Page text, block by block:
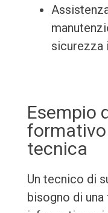
sicurezza
Esempio
tecnica
Un tecnico di
bisogno di